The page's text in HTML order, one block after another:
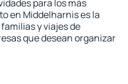
para los más
en Middelharnis es la
y viajes de
que desean organizar